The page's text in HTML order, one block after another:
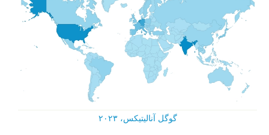
گوگل آنالیتیکس، ۲۰۲۳